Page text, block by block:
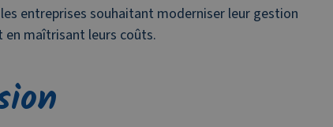
entreprises souhaitant moderniser leur gestion
maîtrisant leurs coûts.